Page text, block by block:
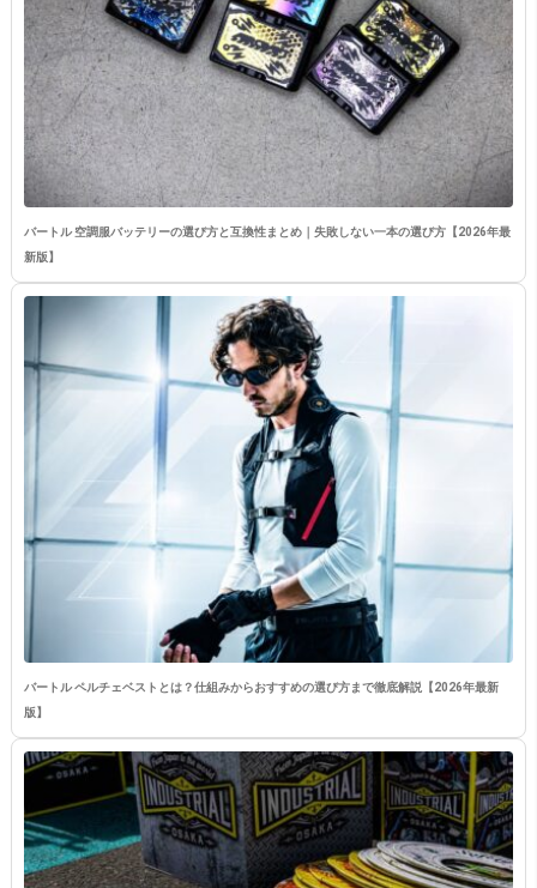
バートル 空調服バッテリーの選び方と互換性まとめ｜失敗しない一本の選び方【2026年最
新版】
バートル ペルチェベストとは？仕組みからおすすめの選び方まで徹底解説【2026年最新
版】